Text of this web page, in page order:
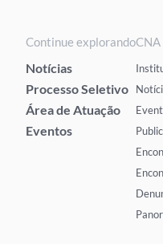
Continue explorando
Notícias
Processo Seletivo
Área de Atuação
Eventos
CNA